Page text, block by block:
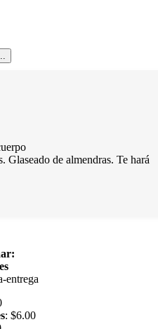
Glaseado de almendras. Te hará
:
entrega
: $6.00